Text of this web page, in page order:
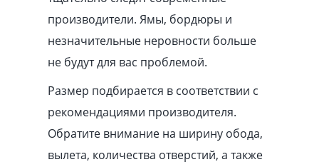
производители. Ямы, бордюры и
незначительные неровности больше
не будут для вас проблемой.
Размер подбирается в соответствии с
рекомендациями производителя.
Обратите внимание на ширину обода,
вылета, количества отверстий, а также